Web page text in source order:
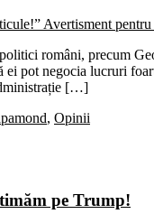
români, precum
ei pot negocia lucruri
[…]
, Opinii
pe Trump!